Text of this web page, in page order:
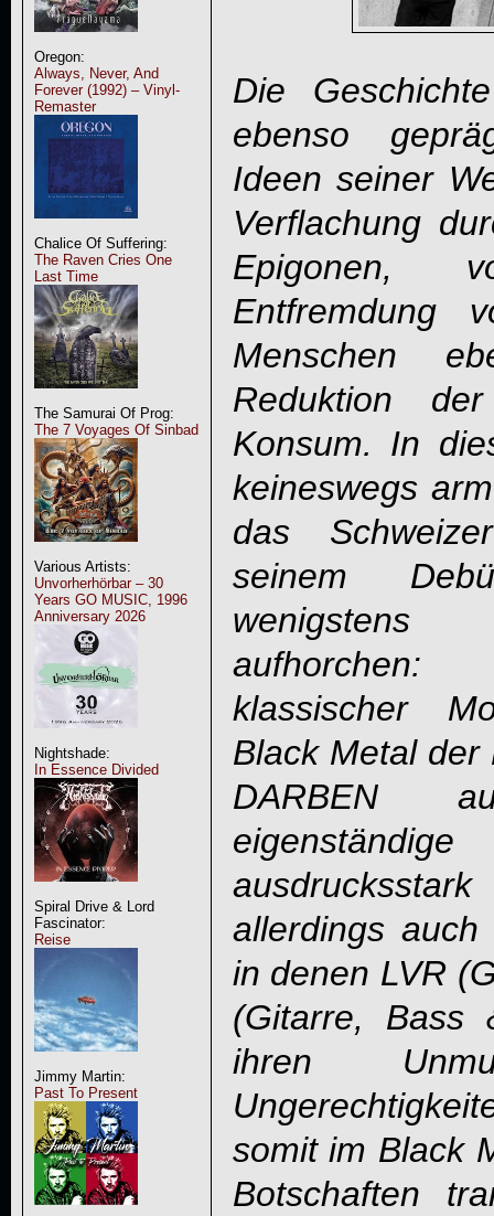
Oregon:
Always, Never, And
Forever (1992) – Vinyl-
Remaster
Chalice Of Suffering:
The Raven Cries One
Last Time
The Samurai Of Prog:
The 7 Voyages Of Sinbad
Various Artists:
Unvorherhörbar – 30
Years GO MUSIC, 1996
Anniversary 2026
Nightshade:
In Essence Divided
Spiral Drive & Lord
Fascinator:
Reise
Jimmy Martin:
Past To Present
Die
ebenso
Ideen seiner
Verflachung
Epigonen,
Entfremdung
Menschen
Reduktion
Konsum. In
keineswegs
das
seinem
wenigstens
klassischer
Black Metal der
DARBEN
allerdings
in denen LVR
(Gitarre, Bass
ihren
somit im Black
Botschaften